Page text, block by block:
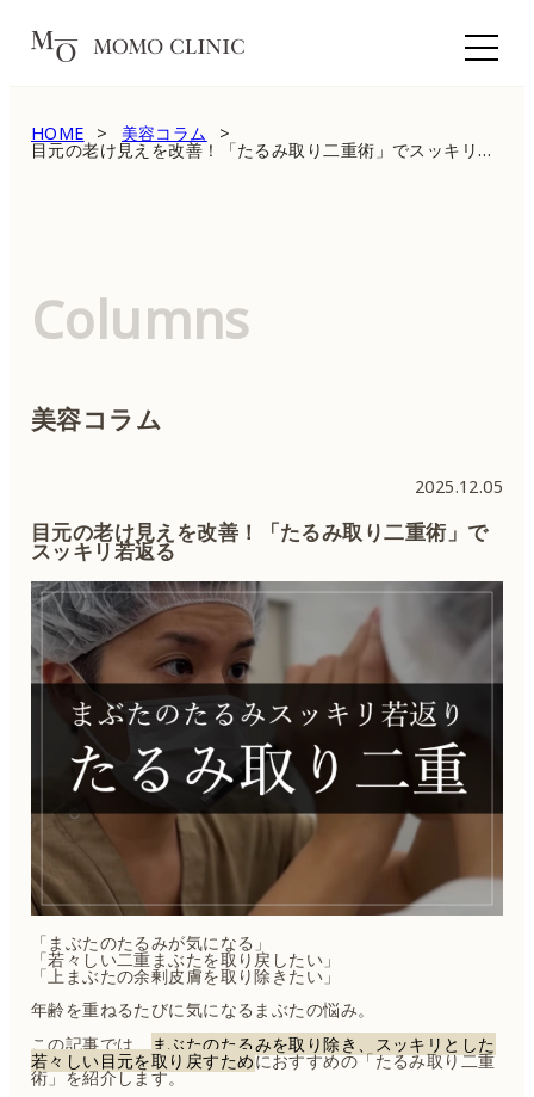
HOME 美容コラム
目元の老け見えを改善！「たるみ取り二重術」でスッキリ若返る
Columns
美容コラム
2025.12.05
目元の老け見えを改善！「たるみ取り二重術」で
スッキリ若返る
「まぶたのたるみが気になる」
「若々しい二重まぶたを取り戻したい」
「上まぶたの余剰皮膚を取り除きたい」
年齢を重ねるたびに気になるまぶたの悩み。
この記事では、
まぶたのたるみを取り除き、スッキリとした
若々しい目元を取り戻すためにおすすめの「たるみ取り二重
術」を紹介します。